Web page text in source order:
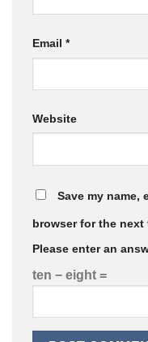
Email *
Website
Save my name,
browser for the next
Please enter an
ten − eight =